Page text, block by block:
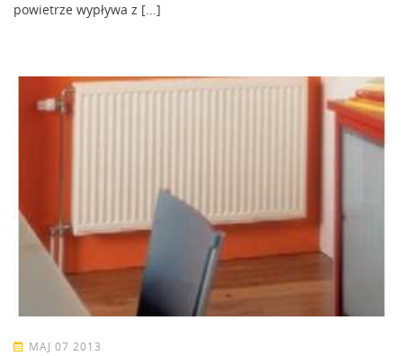
powietrze wypływa z [...]
MAJ 07 2013